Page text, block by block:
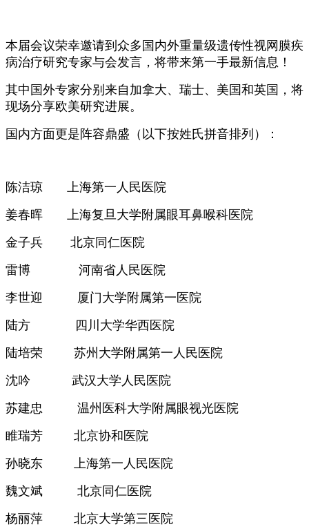
本届会议荣幸邀请到众多国内外重量级遗传性视网膜疾
病治疗研究专家与会发言，将带来第一手最新信息！
其中国外专家分别来自加拿大、瑞士、美国和英国，将
现场分享欧美研究进展。
国内方面更是阵容鼎盛（以下按姓氏拼音排列）：
陈洁琼
上海第一人民医院
姜春晖
上海复旦大学附属眼耳鼻喉科医院
金子兵
北京同仁医院
雷博
河南省人民医院
李世迎
厦门大学附属第一医院
陆方
四川大学华西医院
陆培荣
苏州大学附属第一人民医院
沈吟
武汉大学人民医院
苏建忠
温州医科大学附属眼视光医院
睢瑞芳
北京协和医院
孙晓东
上海第一人民医院
魏文斌
北京同仁医院
杨丽萍
北京大学第三医院